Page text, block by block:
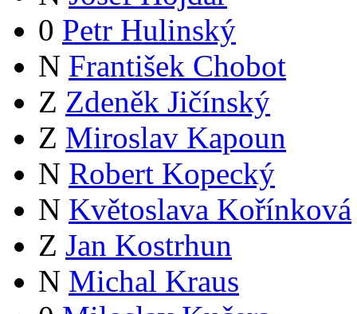
0 Petr Hulinský
N František Chobot
Z Zdeněk Jičínský
Z Miroslav Kapoun
N Robert Kopecký
N Květoslava Kořínková
Z Jan Kostrhun
N Michal Kraus